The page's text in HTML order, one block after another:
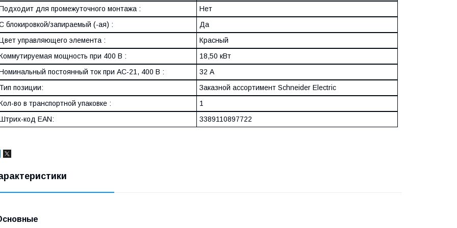
для промежуточного монтажа :
Нет
блокировкой/запираемый (-ая) :
Да
управляющего элемента :
Красный
мощность при 400 В :
18,50 кВт
постоянный ток при AC-21, 400 В :
32 А
позиции:
Заказной ассортимент Schneider Electric
во в транспортной упаковке :
1
код EAN:
3389110897722